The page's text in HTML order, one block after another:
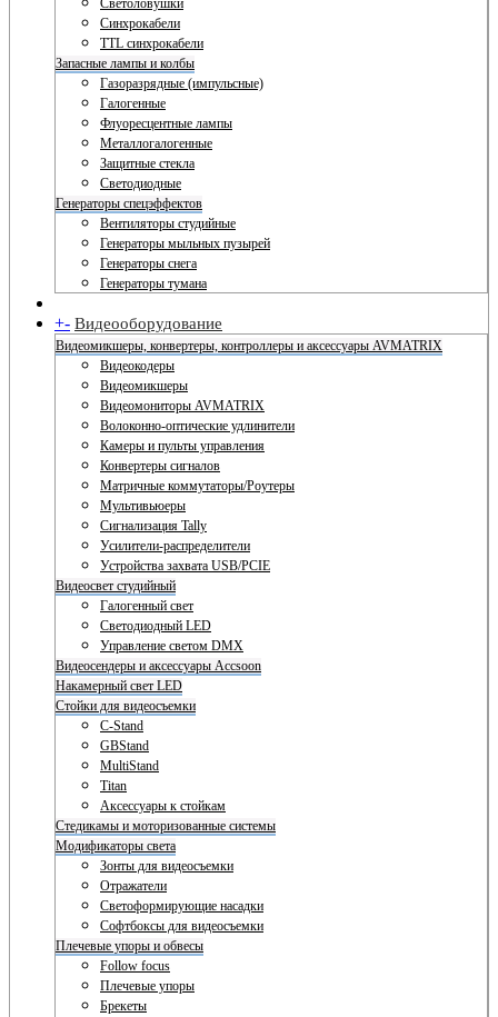
Светоловушки
Синхрокабели
TTL синхрокабели
Запасные лампы и колбы
Газоразрядные (импульсные)
Галогенные
Флуоресцентные лампы
Металлогалогенные
Защитные стекла
Светодиодные
Генераторы спецэффектов
Вентиляторы студийные
Генераторы мыльных пузырей
Генераторы снега
Генераторы тумана
+- Видеооборудование
Видеомикшеры, конвертеры, контроллеры и аксессуары AVMATRIX
Видеокодеры
Видеомикшеры
Видеомониторы AVMATRIX
Волоконно-оптические удлинители
Камеры и пульты управления
Конвертеры сигналов
Матричные коммутаторы/Роутеры
Мультивьюеры
Сигнализация Tally
Усилители-распределители
Устройства захвата USB/PCIE
Видеосвет студийный
Галогенный свет
Светодиодный LED
Управление светом DMX
Видеосендеры и аксессуары Accsoon
Накамерный свет LED
Стойки для видеосъемки
C-Stand
GBStand
MultiStand
Titan
Аксессуары к стойкам
Стедикамы и моторизованные системы
Модификаторы света
Зонты для видеосъемки
Отражатели
Светоформирующие насадки
Софтбоксы для видеосъемки
Плечевые упоры и обвесы
Follow focus
Плечевые упоры
Брекеты